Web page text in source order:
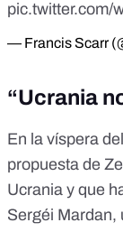
pic.twitter.com/
— Francis Scarr
“Ucrania
En la víspera
propuesta de
Ucrania y que
Sergéi Mardan,